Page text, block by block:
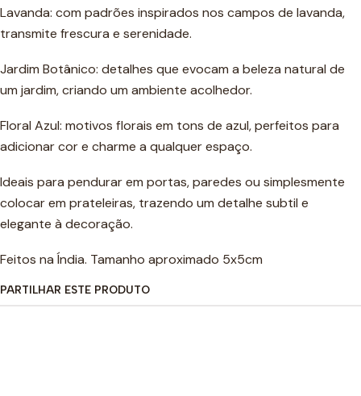
Lavanda: com padrões inspirados nos campos de lavanda,
transmite frescura e serenidade.
Jardim Botânico: detalhes que evocam a beleza natural de
um jardim, criando um ambiente acolhedor.
Floral Azul: motivos florais em tons de azul, perfeitos para
adicionar cor e charme a qualquer espaço.
Ideais para pendurar em portas, paredes ou simplesmente
colocar em prateleiras, trazendo um detalhe subtil e
elegante à decoração.
Feitos na Índia. Tamanho aproximado 5x5cm
PARTILHAR ESTE PRODUTO